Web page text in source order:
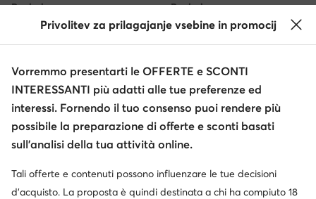
Reebok
Valigia da cabina · Verde
Prezzo più basso
-14%
Reebok
Valigia da cabina · Argento
Prezzo più basso65,95 €
Privolitev za prilagajanje vsebine in promocij
Vorremmo presentarti le OFFERTE e SCONTI
INTERESSANTI più adatti alle tue preferenze ed
interessi. Fornendo il tuo consenso puoi rendere più
possibile la preparazione di offerte e sconti basati
sull’analisi della tua attività online.
Tali offerte e contenuti possono influenzare le tue decisioni
d’acquisto. La proposta è quindi destinata a chi ha compiuto 18